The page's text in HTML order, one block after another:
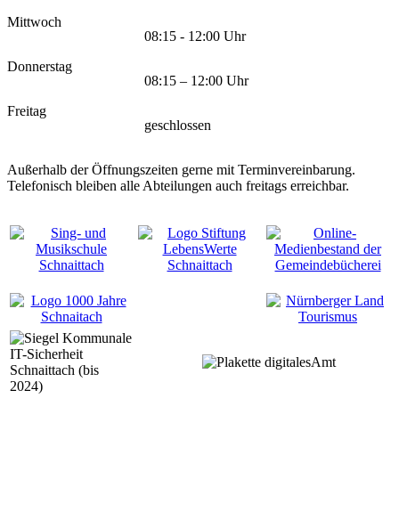
Mittwoch
08:15 - 12:00 Uhr
Donnerstag
08:15 – 12:00 Uhr
Freitag
geschlossen
Außerhalb der Öffnungszeiten gerne mit Terminvereinbarung.
Telefonisch bleiben alle Abteilungen auch freitags erreichbar.